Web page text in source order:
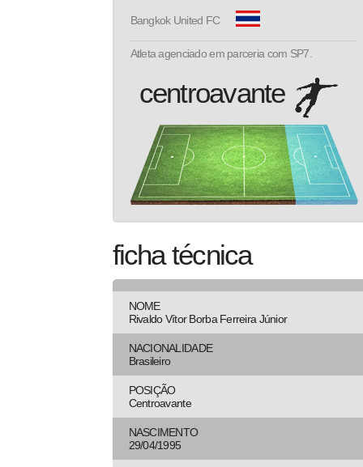
pecbol.com
Bangkok United FC
Atleta agenciado em parceria com SP7.
centroavante
ficha técnica
NOME
Rivaldo Vítor Borba Ferreira Júnior
NACIONALIDADE
Brasileiro
POSIÇÃO
Centroavante
NASCIMENTO
29/04/1995